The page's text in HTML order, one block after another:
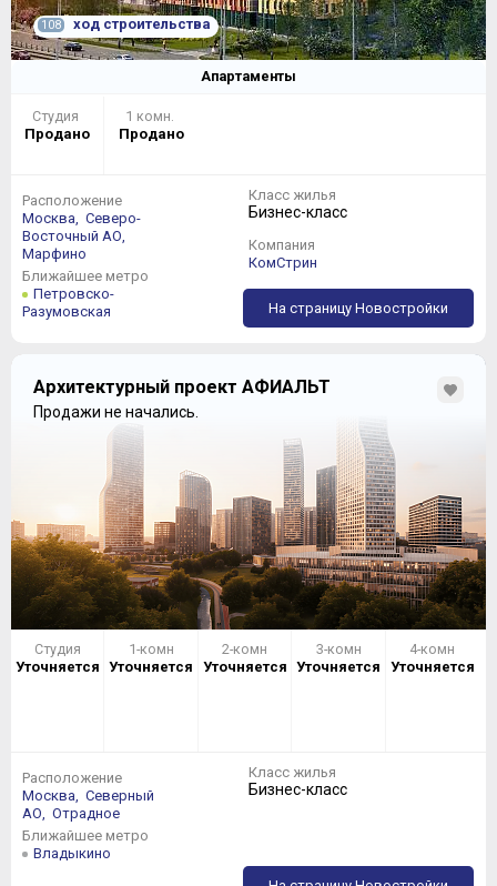
108 ход строительства
Апартаменты
Студия
Продано
1 комн.
Продано
Расположение
Москва, Северо-
Восточный АО,
Марфино
Ближайшее метро
Петровско-
Разумовская
Класс жилья
Бизнес-класс
Компания
КомСтрин
На страницу Новостройки
Архитектурный проект АФИАЛЬТ
Продажи не начались.
Студия
Уточняется
1-комн
Уточняется
2-комн
Уточняется
3-комн
Уточняется
4-комн
Уточняется
Расположение
Москва, Северный
АО, Отрадное
Ближайшее метро
Владыкино
Класс жилья
Бизнес-класс